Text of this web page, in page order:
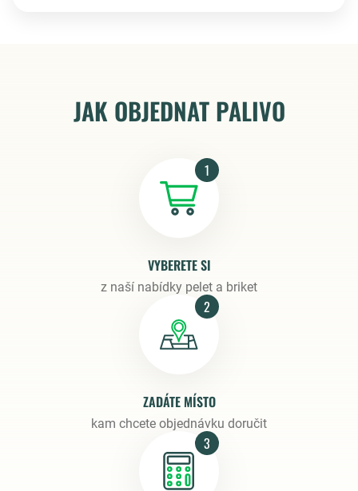
JAK OBJEDNAT PALIVO
1
VYBERETE SI
z naší nabídky pelet a briket
2
ZADÁTE MÍSTO
kam chcete objednávku doručit
3